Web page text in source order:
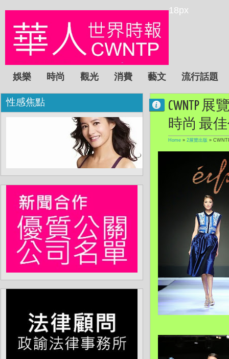
18px
娛樂 時尚 觀光 消費 藝文 流行話題
CWNTP
時尚 最
Home » 2展覽出版 »
性感焦點